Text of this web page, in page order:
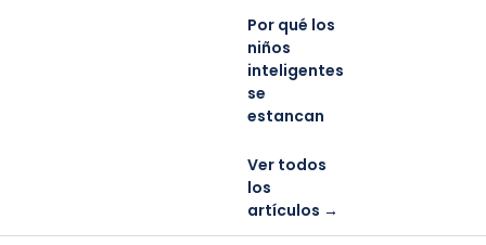
Por qué los
niños
inteligentes
se
estancan
Ver todos
los
artículos →